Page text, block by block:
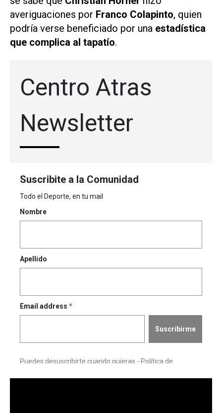
averiguaciones por Franco Colapinto, quien
podría verse beneficiado por una estadística
que complica al tapatío.